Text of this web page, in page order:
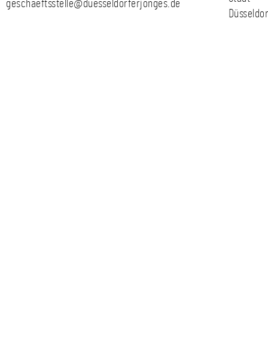
geschaeftsstelle@duesseldorferjonges.de